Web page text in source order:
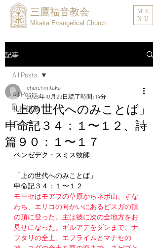
三鷹福音教会
Mitaka Evangelical Church
ME
NU
記事
All Posts
礼拝説教
ニュース
All Posts
「上の世代へのみことば」
申命記３４：１〜１２、詩
篇９０：１〜１７
churchmitaka
2023年10月29日 読了時間: 14分
ベンゼデク・スミス牧師
「上の世代へのみことば」
申命記３４：１〜１２
モーセはモアブの草原からネボ山、すな
わち、エリコの向かいにあるピスガの頂
の頂に登った。主は彼に次の全地方をお
見せになった。ギルアデをダンまで、ナ
フタリの全土、エフライムとマナセの